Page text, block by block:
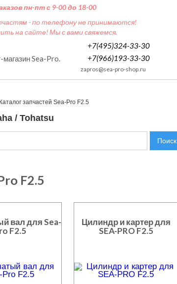
пн-пт с 9-00 до 18-00
- по телефону не принимаются!
на сайте! Мы с вами свяжемся.
Sea-Pro.
+7(495)324-33-30
+7(966)193-33-30
zapros@sea-pro-shop.ru
Каталог запчастей Sea-Pro F2.5
/ Tohatsu
Поиск
F2.5
вал для Sea-
F2.5
Цилиндр и картер для
SEA-PRO F2.5